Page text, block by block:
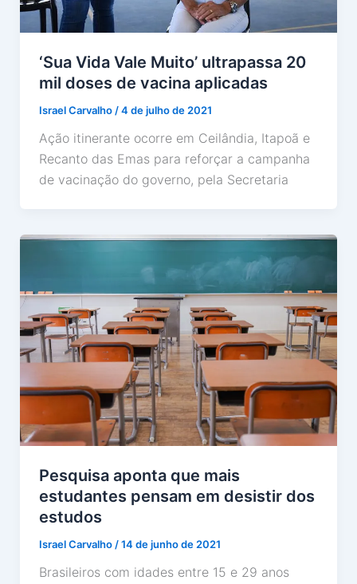
‘Sua Vida Vale Muito’ ultrapassa 20
mil doses de vacina aplicadas
Israel Carvalho /4 de julho de 2021
Ação itinerante ocorre em Ceilândia, Itapoã e
Recanto das Emas para reforçar a campanha
de vacinação do governo, pela Secretaria
Pesquisa aponta que mais
estudantes pensam em desistir dos
estudos
Israel Carvalho/14 de junho de 2021
Brasileiros com idades entre 15 e 29 anos